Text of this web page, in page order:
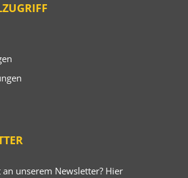
an unserem Newsletter? Hier